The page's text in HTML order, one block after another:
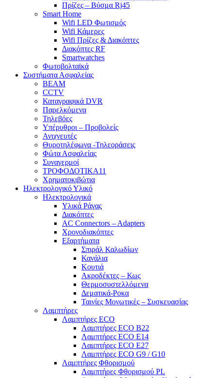
Πρίζες – Βύσμα Rj45
Smart Home
Wifi LED Φωτισμός
Wifi Κάμερες
Wifi Πρίζες & Διακόπτες
Διακόπτες RF
Smartwatches
Φωτοβολταϊκά
Συστήματα Ασφαλείας
BEAM
CCTV
Καταγραφικά DVR
Παρελκόμενα
Τηλεβόες
Υπέρυθροι – Προβολείς
Ανιχνευτές
Θυροτηλέφωνα -Τηλεοράσεις
Φώτα Ασφαλείας
Συναγερμοί
ΤΡΟΦΟΔΟΤΙΚΑ11
Χρηματοκιβώτια
Ηλεκτρολογικό Υλικό
Ηλεκτρολογικά
Υλικά Ράγας
Διακόπτες
AC Connectors – Adapters
Χρονοδιακόπτες
Εξαρτήματα
Σπιράλ Καλωδίων
Κανάλια
Κουτιά
Ακροδέκτες – Κως
Θερμοσυστελλόμενα
Δεματικά-Ροκα
Ταινίες Μονωτικές – Συσκευασίας
Λαμπτήρες
Λαμπτήρες ECO
Λαμπτήρες ECO B22
Λαμπτήρες ECO E14
Λαμπτήρες ECO E27
Λαμπτήρες ECO G9 / G10
Λαμπτήρες Φθορισμού
Λαμπτήρες Φθορισμού PL